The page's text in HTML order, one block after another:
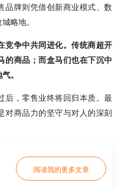
品牌则凭借创新商业模式、数
略地。
竞争中共同进化。传统商超开
的商品；而盒马们也在下沉中
。
后，零售业终将回归本质。最
对商品力的坚守与对人的深刻
阅读我的更多文章